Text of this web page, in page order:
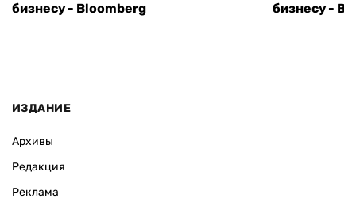
бизнесу - Bloomberg
бизнесу -
ИЗДАНИЕ
Архивы
Редакция
Реклама